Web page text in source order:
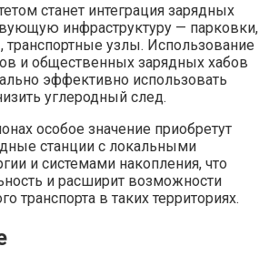
станет интеграция зарядных
инфраструктуру — парковки,
узлы. Использование
и общественных зарядных хабов
эффективно использовать
углеродный след.
особое значение приобретут
станции с локальными
и системами накопления, что
и расширит возможности
транспорта в таких территориях.